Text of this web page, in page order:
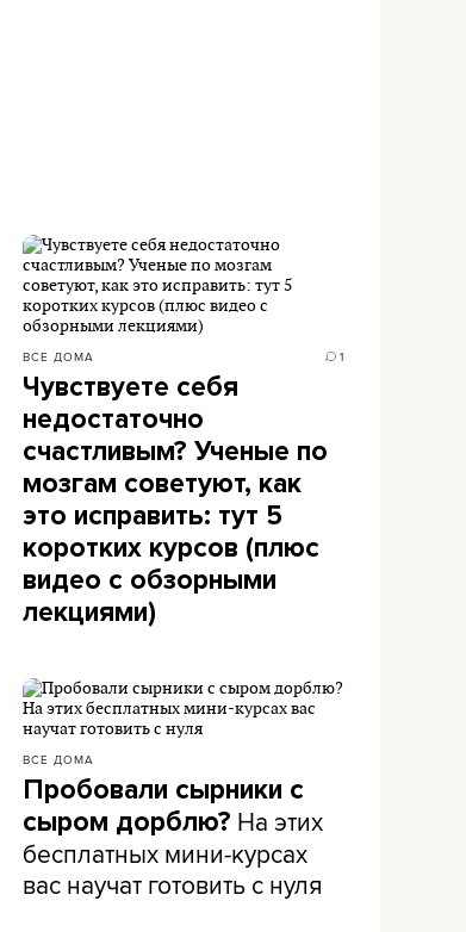
ВСЕ ДОМА 1
Чувствуете себя
недостаточно
счастливым? Ученые по
мозгам советуют, как
это исправить: тут 5
коротких курсов (плюс
видео с обзорными
лекциями)
ВСЕ ДОМА
Пробовали сырники с
сыром дорблю? На этих
бесплатных мини-курсах
вас научат готовить с нуля